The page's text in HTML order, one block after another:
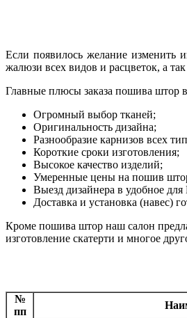
Если появилось желание изменить
жалюзи всех видов и расцветок, а
Главные плюсы заказа пошива штор
Огромный выбор тканей;
Оригинальность дизайна;
Разнообразие карнизов всех
Короткие сроки изготовления;
Высокое качество изделий;
Умеренные цены на пошив
Выезд дизайнера в удобное для
Доставка и установка (навес)
Кроме пошива штор наш салон
изготовление скатерти и многое
№
пп